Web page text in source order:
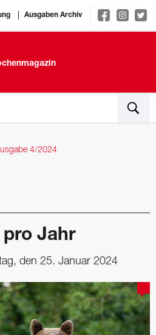
Ausgaben Archiv
4/2024
Jahr
den 25. Januar 2024